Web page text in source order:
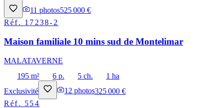
11 photos525 000 €
Réf. 17238-2
Maison familiale 10 mins sud de Montelimar
MALATAVERNE
195 m²
6 p. 5 ch.
1 ha
Exclusivité
12 photos325 000 €
Réf. 554